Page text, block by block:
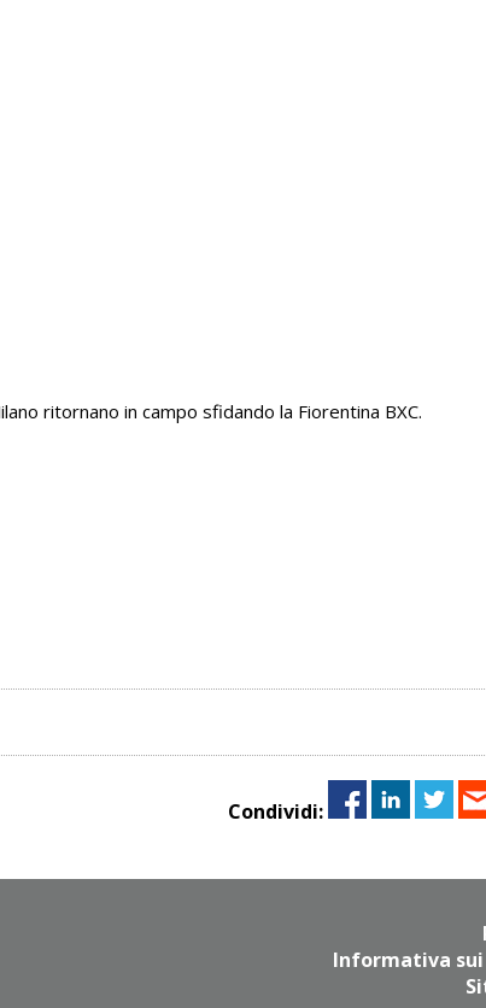
ritornano in campo sfidando la Fiorentina BXC.
Condividi:
Informativa sui